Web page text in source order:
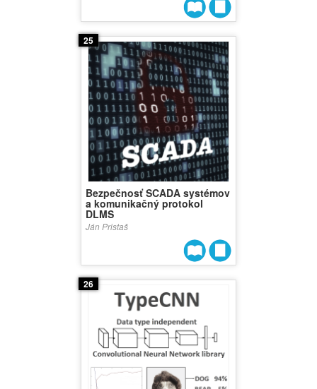
25
Bezpečnosť SCADA systémov
a komunikačný protokol
DLMS
Ján Pristaš
26